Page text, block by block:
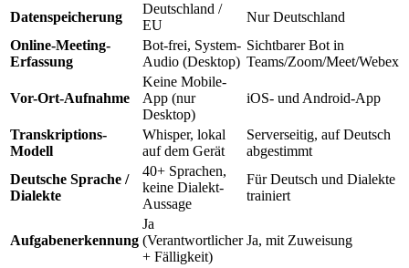
Datenspeicherung
Deutschland /
EU
Nur Deutschland
Online-Meeting-
Erfassung
Bot-frei, System-
Audio (Desktop)
Sichtbarer Bot in
Teams/Zoom/Meet/Webex
Vor-Ort-Aufnahme
Keine Mobile-
App (nur
Desktop)
iOS- und Android-App
Transkriptions-
Modell
Whisper, lokal
auf dem Gerät
Serverseitig, auf Deutsch
abgestimmt
Deutsche Sprache /
Dialekte
40+ Sprachen,
keine Dialekt-
Aussage
Für Deutsch und Dialekte
trainiert
Aufgabenerkennung
Ja
(Verantwortlicher
+ Fälligkeit)
Ja, mit Zuweisung